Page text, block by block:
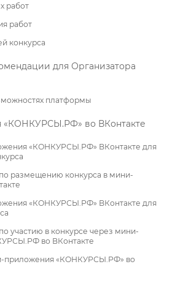
работ
работ
конкурса
для Организатора
платформы
во ВКонтакте
«КОНКУРСЫ.РФ» ВКонтакте для
размещению конкурса в мини-
«КОНКУРСЫ.РФ» ВКонтакте для
участию в конкурсе через мини-
во ВКонтакте
приложения «КОНКУРСЫ.РФ» во